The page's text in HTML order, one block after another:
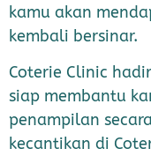
kamu akan
kembali bersinar.
Coterie Clinic
siap membantu
penampilan
kecantikan di